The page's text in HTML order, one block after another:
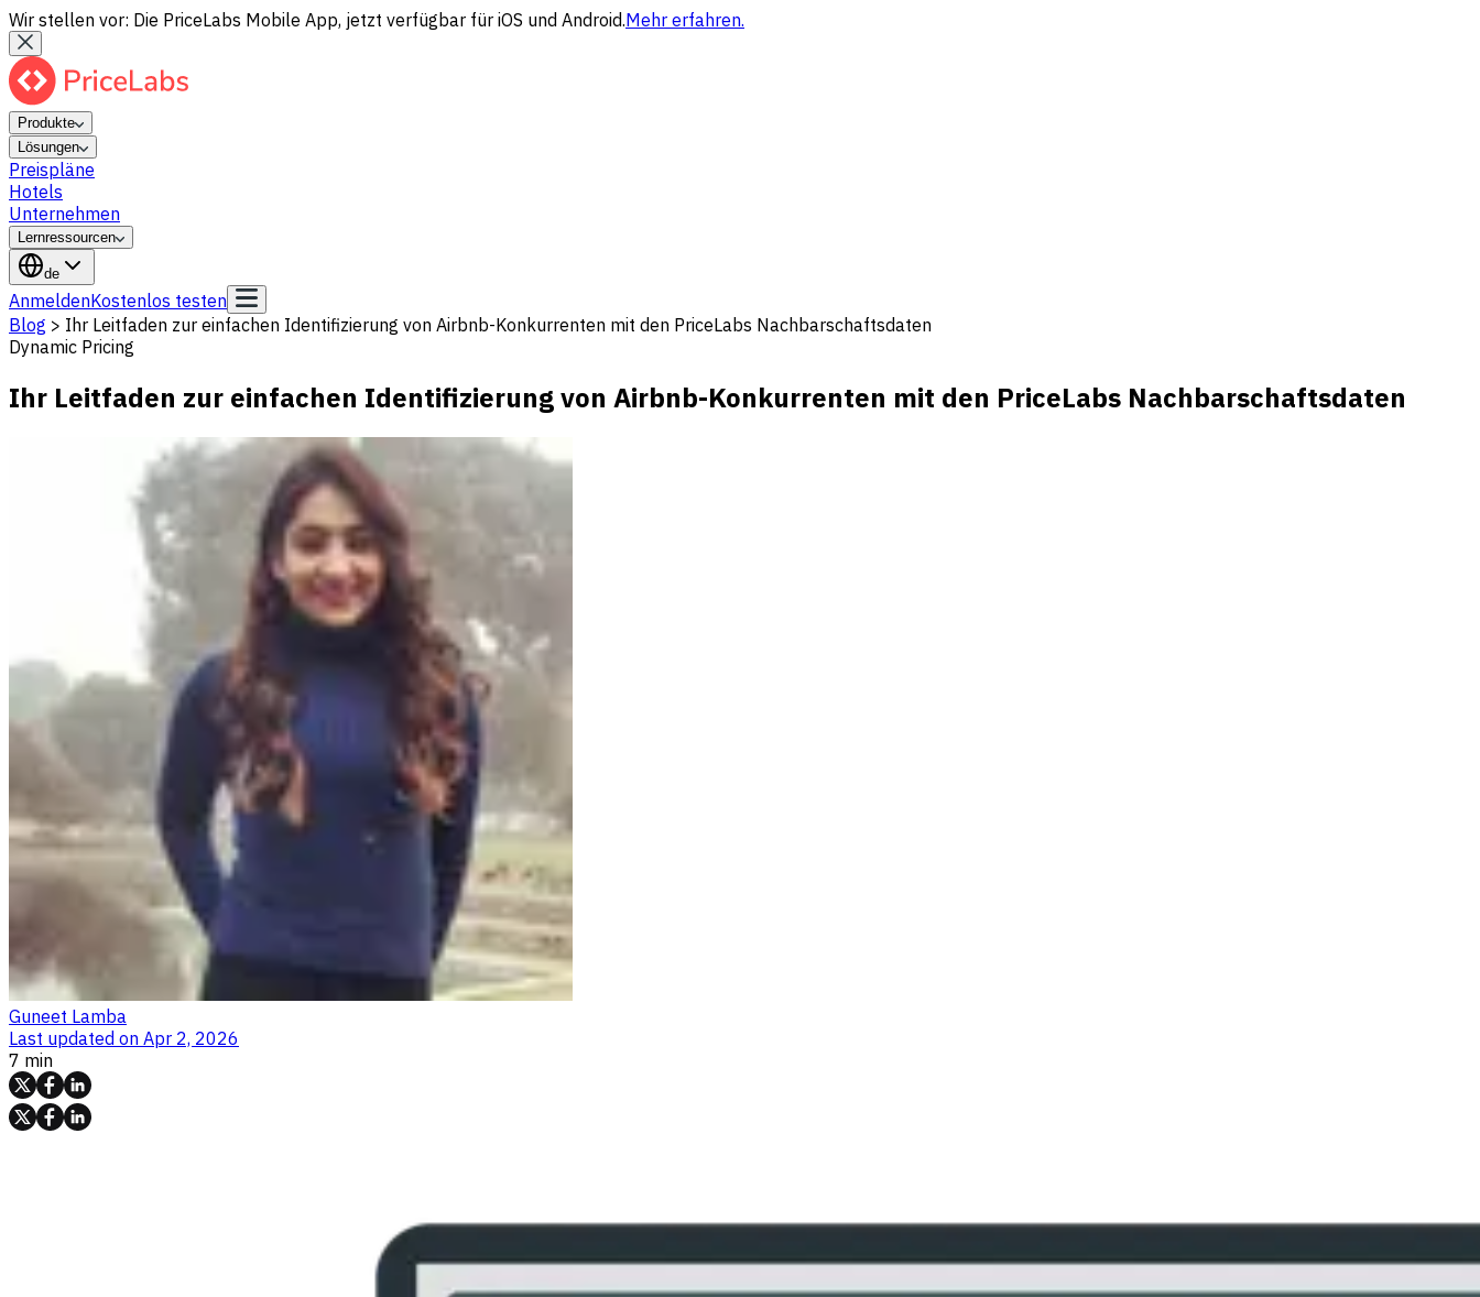
Wir stellen vor: Die PriceLabs Mobile App, jetzt verfügbar für iOS und Android.Mehr erfahren.
Produkte
Lösungen
Preispläne
Hotels
Unternehmen
Lernressourcen
de
AnmeldenKostenlos testen
Blog > Ihr Leitfaden zur einfachen Identifizierung von Airbnb-Konkurrenten mit den PriceLabs Nachbarschaftsdaten
Dynamic Pricing
Ihr Leitfaden zur einfachen Identifizierung von Airbnb-Konkurrenten mit den PriceLabs Nachbarschaftsdaten
Guneet Lamba
Last updated on Apr 2, 2026
7 min